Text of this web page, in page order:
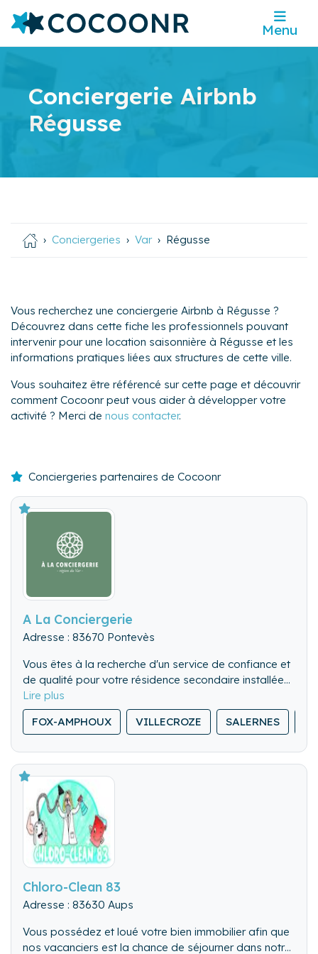
Menu
Conciergerie Airbnb
Régusse
Conciergeries Var Régusse
Vous recherchez une conciergerie Airbnb à Régusse ?
Découvrez dans cette fiche les professionnels pouvant
intervenir pour une location saisonnière à Régusse et les
informations pratiques liées aux structures de cette ville.
Vous souhaitez être référencé sur cette page et découvrir
comment Cocoonr peut vous aider à développer votre
activité ? Merci de nous contacter.
Conciergeries partenaires de Cocoonr
A La Conciergerie
Adresse : 83670 Pontevès
Vous êtes à la recherche d'un service de confiance et
de qualité pour votre résidence secondaire installée
dans le Haut Var.
A la Conciergerie se fait un devoir de répondre à vos
attentes :
- Multi-service (fixons ensemble la prestation en
fonction de vos attentes)
- Qualité (sérieux, responsable et investie)
FOX-AMPHOUX VILLECROZE SALERNES
Chloro-Clean 83
Adresse : 83630 Aups
Vous possédez et loué votre bien immobilier afin que
nos vacanciers est la chance de séjourner dans notre